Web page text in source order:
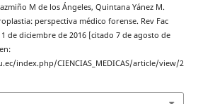
M de los Ángeles, Quintana Yánez M.
perspectiva médico forense. Rev Fac
de diciembre de 2016 [citado 7 de agosto de
index.php/CIENCIAS_MEDICAS/article/view/2